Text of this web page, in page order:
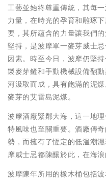
工藝並始終尊重傳統，其每
力量，在時光的孕育和雕琢
要，其所蘊含的力量讓我們
堅持，是波摩單一麥芽威士
因素。時至今日，波摩仍堅
製麥芽鏟和手動機械設備翻
河汲取而成，具有飽滿的泥
麥芽的艾雷島泥煤。
波摩酒廠緊鄰大海，這一地
特風味也至關重要。酒廠傳
勢，而擁有了恆定的低溫潮
摩威士忌都陳釀於此，在海
波摩陳年所用的橡木桶包括